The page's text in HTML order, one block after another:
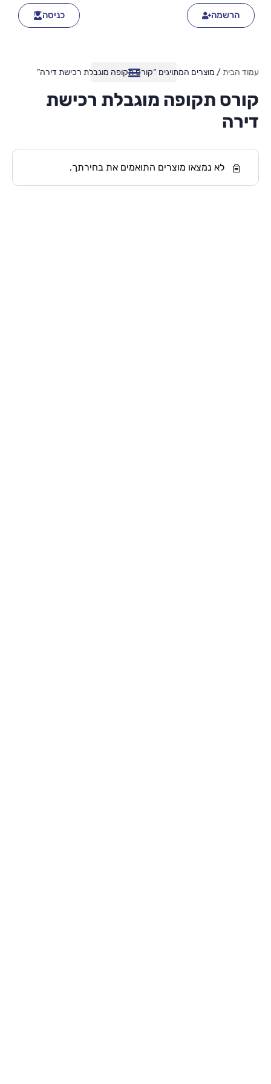
הרשמה כניסה
עמוד הבית/ מוצרים המתויגים “קורס תקופה מוגבלת רכישת דירה”
קורס תקופה מוגבלת רכישת
דירה
לא נמצאו מוצרים התואמים את בחירתך.